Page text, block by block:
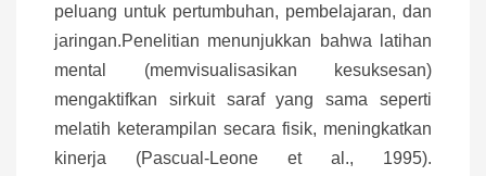
peluang untuk pertumbuhan, pembelajaran, dan
jaringan.Penelitian menunjukkan bahwa latihan
mental (memvisualisasikan kesuksesan)
mengaktifkan sirkuit saraf yang sama seperti
melatih keterampilan secara fisik, meningkatkan
kinerja (Pascual-Leone et al., 1995).